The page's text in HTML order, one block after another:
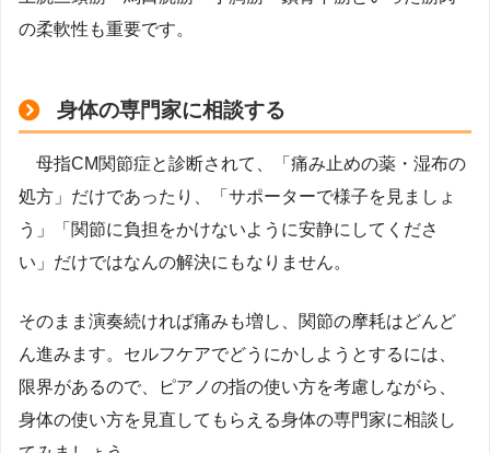
の柔軟性も重要です。
身体の専門家に相談する
母指CM関節症と診断されて、「痛み止めの薬・湿布の
処方」だけであったり、「サポーターで様子を見ましょ
う」「関節に負担をかけないように安静にしてくださ
い」だけではなんの解決にもなりません。
そのまま演奏続ければ痛みも増し、関節の摩耗はどんど
ん進みます。セルフケアでどうにかしようとするには、
限界があるので、ピアノの指の使い方を考慮しながら、
身体の使い方を見直してもらえる身体の専門家に相談し